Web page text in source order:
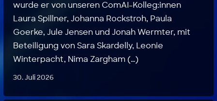
wurde er von unseren ComAI-Kolleg:innen
Laura Spillner, Johanna Rockstroh, Paula
Goerke, Jule Jensen und Jonah Wermter, mit
Beteiligung von Sara Skardelly, Leonie
Winterpacht, Nima Zargham (…)
30. Juli 2026